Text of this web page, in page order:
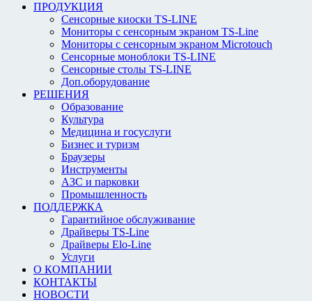
ПРОДУКЦИЯ
Сенсорные киоски TS-LINE
Мониторы с сенсорным экраном TS-Line
Мониторы с сенсорным экраном Microtouch
Сенсорные моноблоки TS-LINE
Сенсорные столы TS-LINE
Доп.оборудование
РЕШЕНИЯ
Образование
Культура
Медицина и госуслуги
Бизнес и туризм
Браузеры
Инструменты
АЗС и парковки
Промышленность
ПОДДЕРЖКА
Гарантийное обслуживание
Драйверы TS-Line
Драйверы Elo-Line
Услуги
О КОМПАНИИ
КОНТАКТЫ
НОВОСТИ